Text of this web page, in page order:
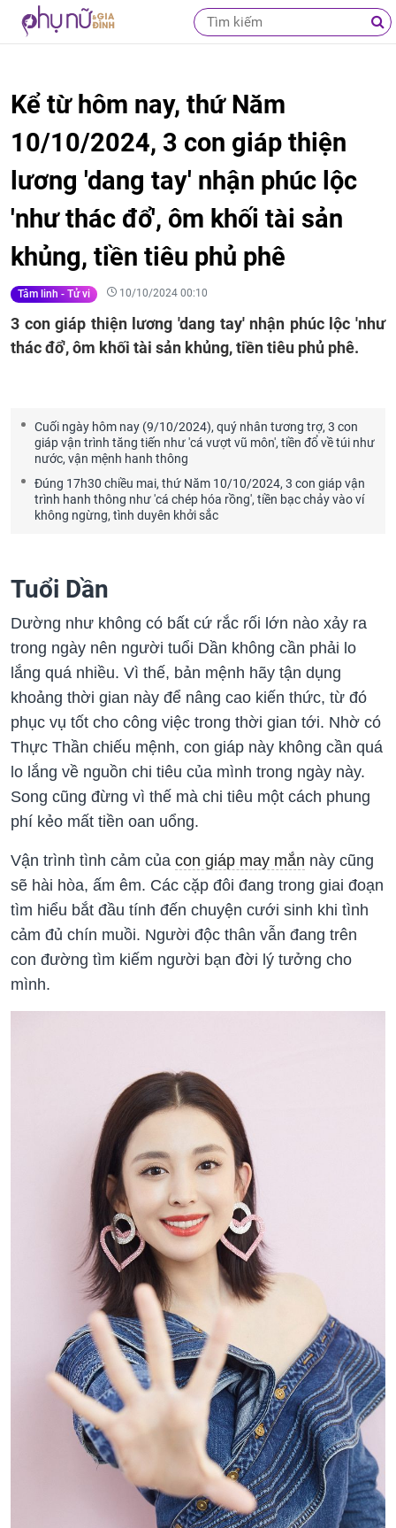
Kể từ hôm nay, thứ Năm
10/10/2024, 3 con giáp thiện
lương 'dang tay' nhận phúc lộc
'như thác đổ', ôm khối tài sản
khủng, tiền tiêu phủ phê
Tâm linh - Tử vi 10/10/2024 00:10
3 con giáp thiện lương 'dang tay' nhận phúc lộc 'như
thác đổ', ôm khối tài sản khủng, tiền tiêu phủ phê.
Cuối ngày hôm nay (9/10/2024), quý nhân tương trợ, 3 con
giáp vận trình tăng tiến như 'cá vượt vũ môn', tiền đổ về túi như
nước, vận mệnh hanh thông
Đúng 17h30 chiều mai, thứ Năm 10/10/2024, 3 con giáp vận
trình hanh thông như 'cá chép hóa rồng', tiền bạc chảy vào ví
không ngừng, tình duyên khởi sắc
Tuổi Dần
Dường như không có bất cứ rắc rối lớn nào xảy ra
trong ngày nên người tuổi Dần không cần phải lo
lắng quá nhiều. Vì thế, bản mệnh hãy tận dụng
khoảng thời gian này để nâng cao kiến thức, từ đó
phục vụ tốt cho công việc trong thời gian tới. Nhờ có
Thực Thần chiếu mệnh, con giáp này không cần quá
lo lắng về nguồn chi tiêu của mình trong ngày này.
Song cũng đừng vì thế mà chi tiêu một cách phung
phí kẻo mất tiền oan uổng.
Vận trình tình cảm của con giáp may mắn này cũng
sẽ hài hòa, ấm êm. Các cặp đôi đang trong giai đoạn
tìm hiểu bắt đầu tính đến chuyện cưới sinh khi tình
cảm đủ chín muồi. Người độc thân vẫn đang trên
con đường tìm kiếm người bạn đời lý tưởng cho
mình.